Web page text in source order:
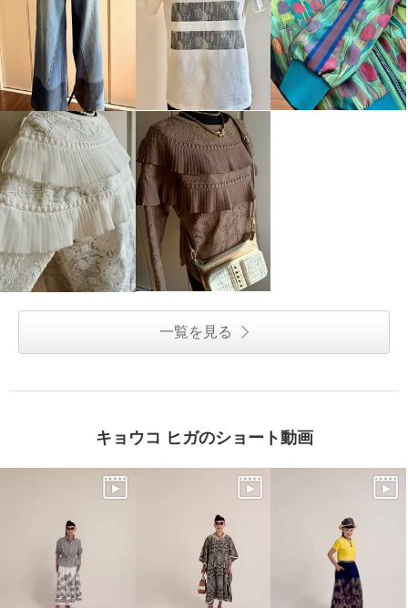
一覧を見る
キョウコ ヒガのショート動画